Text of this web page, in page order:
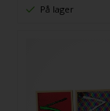
På lager